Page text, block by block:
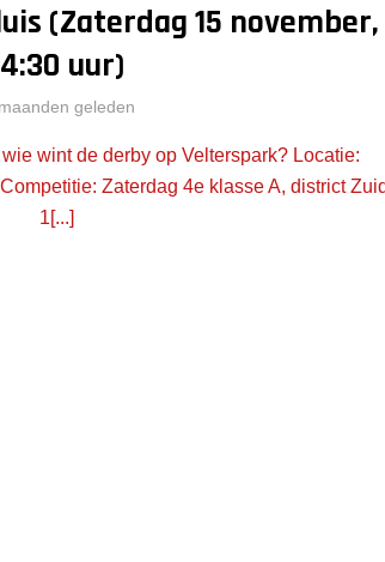
(Zaterdag 15 november,
uur)
geleden
wint de derby op Velterspark? Locatie:
Zaterdag 4e klasse A, district Zuid
1[...]